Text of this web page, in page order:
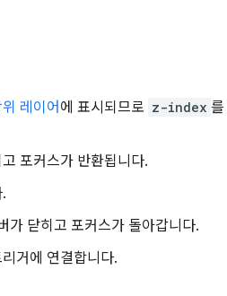
레이어 에 표시되므로 z-index
포커스가 반환됩니다.
가 닫히고 포커스가 돌아갑니다.
거에 연결합니다.